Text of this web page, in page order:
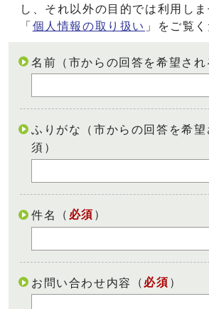
し、それ以外の目的では利用し
「 個人情報の取り扱い 」をご覧
名前（市からの回答を希望され
ふりがな（市からの回答を希
須）
件名 （ 必須 ）
お問い合わせ内容 （ 必須 ）